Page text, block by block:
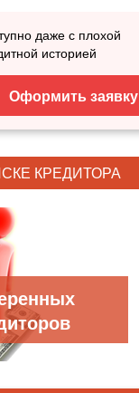
даже с плохой
историей
Оформить заявку
КРЕДИТОРА